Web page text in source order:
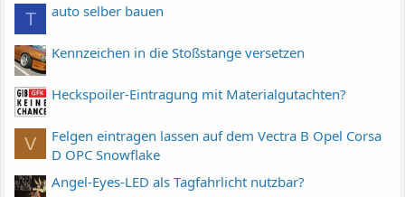
T auto selber bauen
Kennzeichen in die Stoßstange versetzen
Heckspoiler-Eintragung mit Materialgutachten?
V
Felgen eintragen lassen auf dem Vectra B Opel Corsa
D OPC Snowflake
Angel-Eyes-LED als Tagfahrlicht nutzbar?